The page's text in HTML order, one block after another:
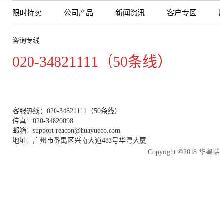
细胞培养瓶
More
限时特卖 公司产品 新闻资讯 客户专区
咨询专线
020-34821111（50条线）
客服热线：020-34821111（50条线）
传真：020-34820098
邮箱：support-reacon@huayueco.com
地址：广州市番禺区兴南大道483号华粤大厦
Copyright ©2018 华粤